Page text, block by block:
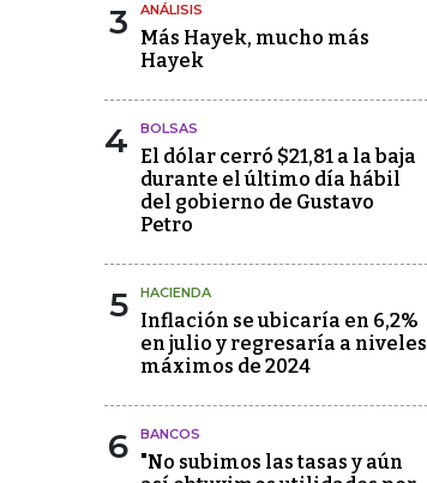
3 ANÁLISIS
Más Hayek, mucho más
Hayek
4 BOLSAS
El dólar cerró $21,81 a la baja
durante el último día hábil
del gobierno de Gustavo
Petro
5 HACIENDA
Inflación se ubicaría en 6,2%
en julio y regresaría a niveles
máximos de 2024
6 BANCOS
"No subimos las tasas y aún